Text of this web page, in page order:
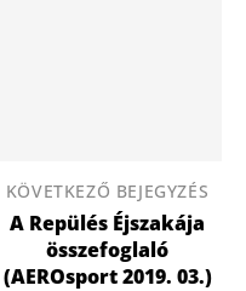
KÖVETKEZŐ BEJEGYZÉS
A Repülés Éjszakája
összefoglaló
(AEROsport 2019. 03.)